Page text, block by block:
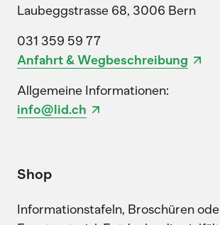
Laubeggstrasse 68, 3006 Bern
031 359 59 77
Anfahrt & Wegbeschreibung
Allgemeine Informationen:
info@lid.ch
Shop
Informationstafeln, Broschüren